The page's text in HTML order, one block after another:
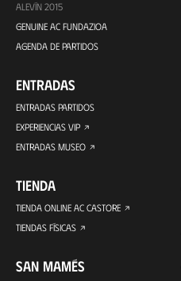
ALEVÍN 2015
GENUINE AC FUNDAZIOA
AGENDA DE PARTIDOS
ENTRADAS
ENTRADAS PARTIDOS
EXPERIENCIAS VIP
ENTRADAS MUSEO
TIENDA
TIENDA ONLINE AC CASTORE
TIENDAS FÍSICAS
SAN MAMÉS